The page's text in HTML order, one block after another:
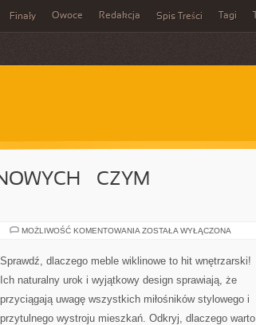
Finały Owoce Redakcja Spis Treści Tagi
– CZYM
MOŻLIWOŚĆ KOMENTOWANIA UROK
CZYM
ZOSTAŁA WYŁĄCZONA
Sprawdź, dlaczego meble wiklinowe to hit wnętrzarski!
Ich naturalny urok i wyjątkowy design sprawiają, że
przyciągają uwagę wszystkich miłośników stylowego i
przytulnego wystroju mieszkań. Odkryj, dlaczego warto